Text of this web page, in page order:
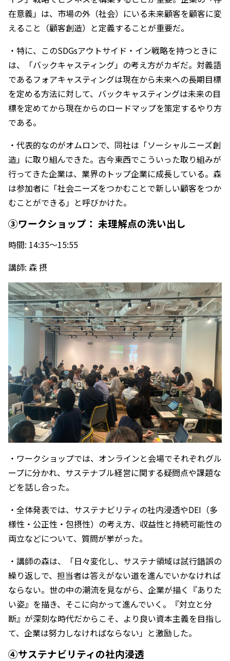
在意義」は、市場の外（社会）にいる未来顧客を顧客に変
えること（顧客創造）と定義することが重要だ。
・特に、このSDGsアウトサイド・イン戦略を持つときに
は、「バックキャスティング」の考え方がカギだ。対義語
であるフォアキャスティングは現在から未来への長期目標
を定める方法に対して、バックキャスティングは未来の目
標を定めてから現在からのロードマップを策定するやり方
である。
・代表的なのがオムロンで、同社は「ソーシャルニーズ創
造」に取り組んできた。古今東西でこういった取り組みが
行ってきた企業は、業界のトップ企業に成長している。森
は参加者に「社会ニーズをつかむことで新しい顧客をつか
むことができる」と呼びかけた。
③ワークショップ： 未理解点の洗い出し
時間: 14:35～15:55
講師: 森 摂
・ワークショップでは、オンラインと会場でそれぞれグル
ープに分かれ、サステナブル経営に関する疑問点や課題な
どを話し合った。
・全体発表では、サステナビリティの社内浸透やDEI（多
様性・公正性・包摂性）の考え方、収益性と持続可能性の
両立などについて、質問が挙がった。
・講師の森は、「日々変化し、サステナ領域は試行錯誤の
繰り返しで、担当者は答えがない道を進んでいかなければ
ならない。世の中の潮流を見ながら、企業が描く『ありた
い姿』を描き、そこに向かって進んでいく。『対立と分
断』が深刻な時代だからこそ、より良い資本主義を目指し
て、企業は努力しなければならない」と激励した。
④サステナビリティの社内浸透